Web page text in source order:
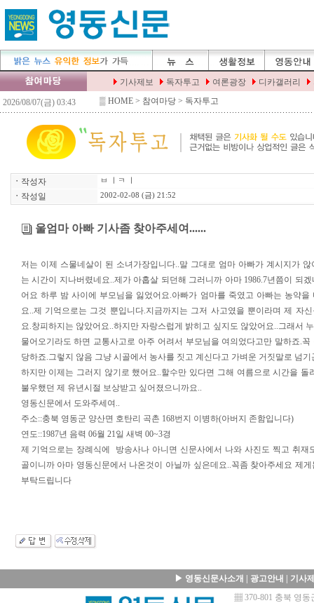
▒ HOME > 참여마당 > 독자투고
ㆍ 작성자 ㅂ ㅣㅋ ㅣ
ㆍ 작성일 2002-02-08 (금) 21:52
울엄마 아빠 기사좀 찾아주세여......
저는 이제 스물네살이 된 소녀가장입니다..말 그대로 엄마 아빠가 계시지가 않
는 시간이 지나버렸네요..제가 아홉살 되던해 그러니까 아마 1986.7년쯤이 되
어요 하루 밤 사이에 부모님을 잃었어요.아빠가 엄마를 죽였고 아빠는 농약을
요..제 기억으로는 그것 뿐입니다.지금까지는 그저 사고였을 뿐이라며 제 자
요.창피하지는 않았어요..하지만 자랑스럽게 밝히고 싶지도 않았어요..그래서
물어오기라도 하면 교통사고로 아주 어려서 부모님을 여의었다고만 말하죠.
당하죠.그렇지 않음 그냥 시골에서 농사를 짓고 계신다고 가벼운 거짓말로 넘기
하지만 이제는 그러지 않기로 했어요..할수만 있다면 그해 여름으로 시간을 돌
불우했던 제 유년시절 보상받고 싶어졌으니까요..
영동신문에서 도와주세여..
주소::충북 영동군 양산면 호탄리 곡촌 168번지 이병하(아버지 존함입니다)
연도::1987년 음력 06월 21일 새벽 00~3경
제 기억으로는 장례식에 방송사나 아니면 신문사에서 나와 사진도 찍고 취재
골이니까 아마 영동신문에서 나온것이 아닐까 싶은데요..꼭좀 찾아주세요 제
부탁드립니다
▶ 영동신문사소개 광고안내
기사
▦ 370-801 충북 영